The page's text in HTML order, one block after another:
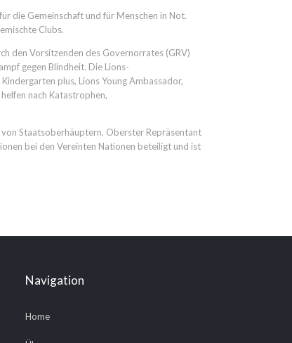
die Gemeinschaft und für Menschen in Not.
Clubs.
den Vorsitzenden des Governorrates (GRV)
gegen Blindheit. Die Lions-
plus, Lions Young Ambassador,
nach Katastrophen,
Staatsoberhäuptern. Oberster Repräsentant
bei den Vereinten Nationen beteiligt und ist
Navigation
Home